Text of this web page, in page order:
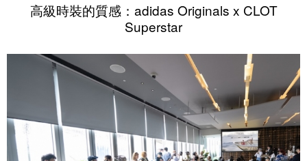
高級時裝的質感：adidas Originals x CLOT
Superstar